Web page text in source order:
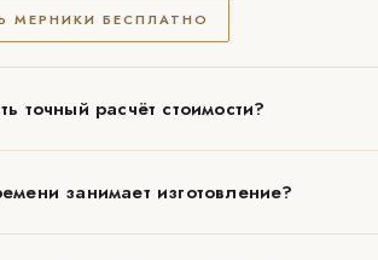
МЕРНИКИ БЕСПЛАТНО
точный расчёт стоимости?
занимает изготовление?